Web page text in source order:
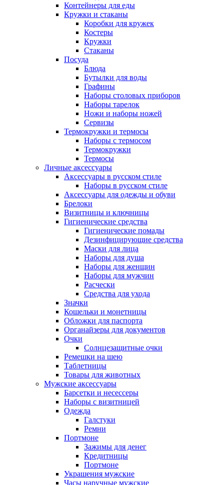
Контейнеры для еды
Кружки и стаканы
Коробки для кружек
Костеры
Кружки
Стаканы
Посуда
Блюда
Бутылки для воды
Графины
Наборы столовых приборов
Наборы тарелок
Ножи и наборы ножей
Сервизы
Термокружки и термосы
Наборы с термосом
Термокружки
Термосы
Личные аксессуары
Аксессуары в русском стиле
Наборы в русском стиле
Аксессуары для одежды и обуви
Брелоки
Визитницы и ключницы
Гигиенические средства
Гигиенические помады
Дезинфицирующие средства
Маски для лица
Наборы для душа
Наборы для женщин
Наборы для мужчин
Расчески
Средства для ухода
Значки
Кошельки и монетницы
Обложки для паспорта
Органайзеры для документов
Очки
Солнцезащитные очки
Ремешки на шею
Таблетницы
Товары для животных
Мужские аксессуары
Барсетки и несессеры
Наборы с визитницей
Одежда
Галстуки
Ремни
Портмоне
Зажимы для денег
Кредитницы
Портмоне
Украшения мужские
Часы наручные мужские